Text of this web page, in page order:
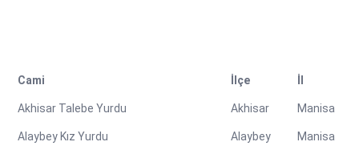
Cami İlçe
Akhisar Talebe Yurdu Akhisar Manisa
Alaybey Kız Yurdu Alaybey Manisa